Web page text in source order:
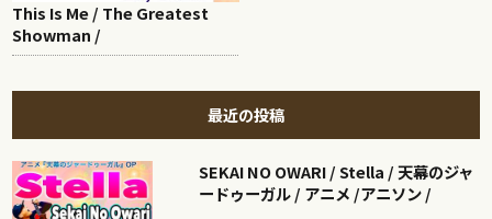
This Is Me / The Greatest
Showman /
最近の投稿
SEKAI NO OWARI / Stella / 天幕のジャ
ードゥーガル / アニメ /アニソン /